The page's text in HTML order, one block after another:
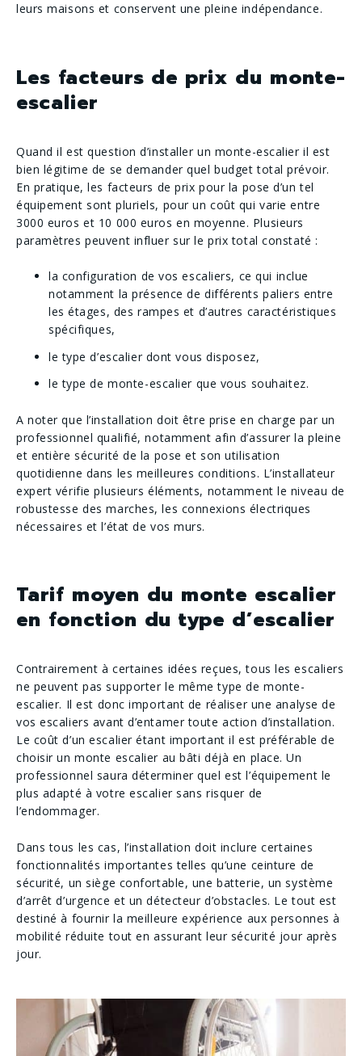
leurs maisons et conservent une pleine indépendance.
Les facteurs de prix du monte-
escalier
Quand il est question d’installer un monte-escalier il est
bien légitime de se demander quel budget total prévoir.
En pratique, les facteurs de prix pour la pose d’un tel
équipement sont pluriels, pour un coût qui varie entre
3000 euros et 10 000 euros en moyenne. Plusieurs
paramètres peuvent influer sur le prix total constaté :
la configuration de vos escaliers, ce qui inclue
notamment la présence de différents paliers entre
les étages, des rampes et d’autres caractéristiques
spécifiques,
le type d’escalier dont vous disposez,
le type de monte-escalier que vous souhaitez.
A noter que l’installation doit être prise en charge par un
professionnel qualifié, notamment afin d’assurer la pleine
et entière sécurité de la pose et son utilisation
quotidienne dans les meilleures conditions. L’installateur
expert vérifie plusieurs éléments, notamment le niveau de
robustesse des marches, les connexions électriques
nécessaires et l’état de vos murs.
Tarif moyen du monte escalier
en fonction du type d’escalier
Contrairement à certaines idées reçues, tous les escaliers
ne peuvent pas supporter le même type de monte-
escalier. Il est donc important de réaliser une analyse de
vos escaliers avant d’entamer toute action d’installation.
Le coût d’un escalier étant important il est préférable de
choisir un monte escalier au bâti déjà en place. Un
professionnel saura déterminer quel est l’équipement le
plus adapté à votre escalier sans risquer de
l’endommager.
Dans tous les cas, l’installation doit inclure certaines
fonctionnalités importantes telles qu’une ceinture de
sécurité, un siège confortable, une batterie, un système
d’arrêt d’urgence et un détecteur d’obstacles. Le tout est
destiné à fournir la meilleure expérience aux personnes à
mobilité réduite tout en assurant leur sécurité jour après
jour.